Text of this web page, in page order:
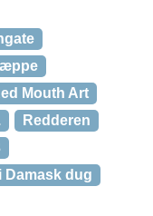
Mouth Art
Redderen
Damask dug